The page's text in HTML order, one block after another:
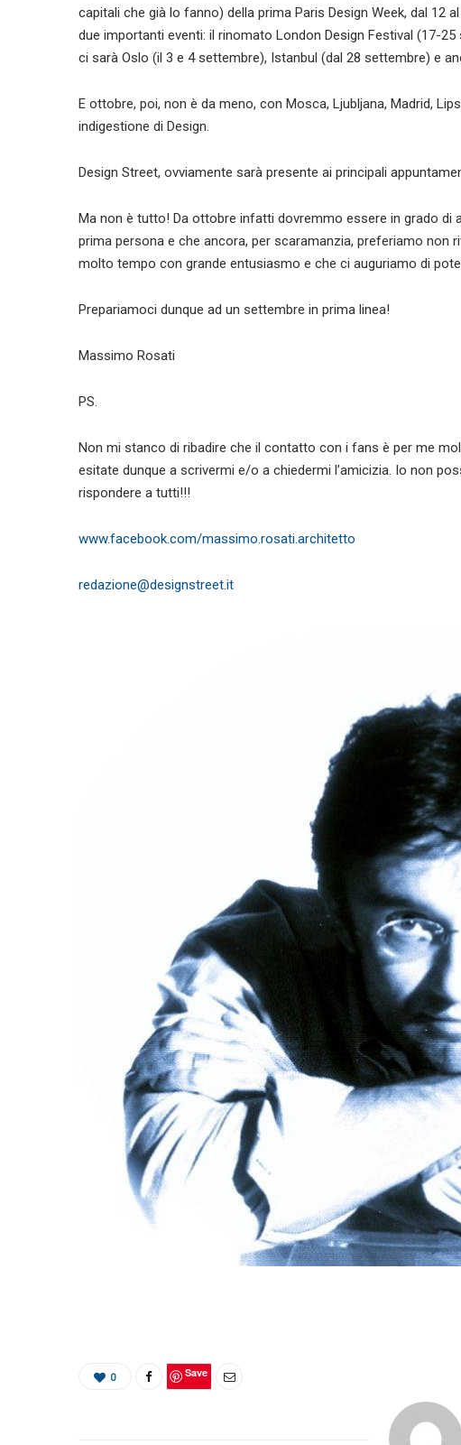
capitali che già lo fanno) della prima Paris Design Week, dal 12
due importanti eventi: il rinomato London Design Festival (17-
ci sarà Oslo (il 3 e 4 settembre), Istanbul (dal 28 settembre) e
E ottobre, poi, non è da meno, con Mosca, Ljubljana, Madrid,
indigestione di Design.
Design Street, ovviamente sarà presente ai principali
Ma non è tutto! Da ottobre infatti dovremmo essere in grado di
prima persona e che ancora, per scaramanzia, preferiamo non
molto tempo con grande entusiasmo e che ci auguriamo di
Prepariamoci dunque ad un settembre in prima linea!
Massimo Rosati
PS.
Non mi stanco di ribadire che il contatto con i fans è per me
esitate dunque a scrivermi e/o a chiedermi l’amicizia. Io non
rispondere a tutti!!!
www.facebook.com/massimo.rosati.architetto
redazione@designstreet.it
0 Save